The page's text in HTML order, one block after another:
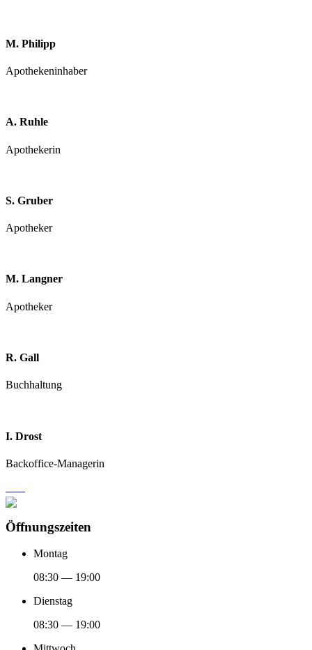
M. Philipp
Apothekeninhaber
A. Ruhle
Apothekerin
S. Gruber
Apotheker
M. Langner
Apotheker
R. Gall
Buchhaltung
I. Drost
Backoffice-Managerin
Öffnungszeiten
Montag
08:30 — 19:00
Dienstag
08:30 — 19:00